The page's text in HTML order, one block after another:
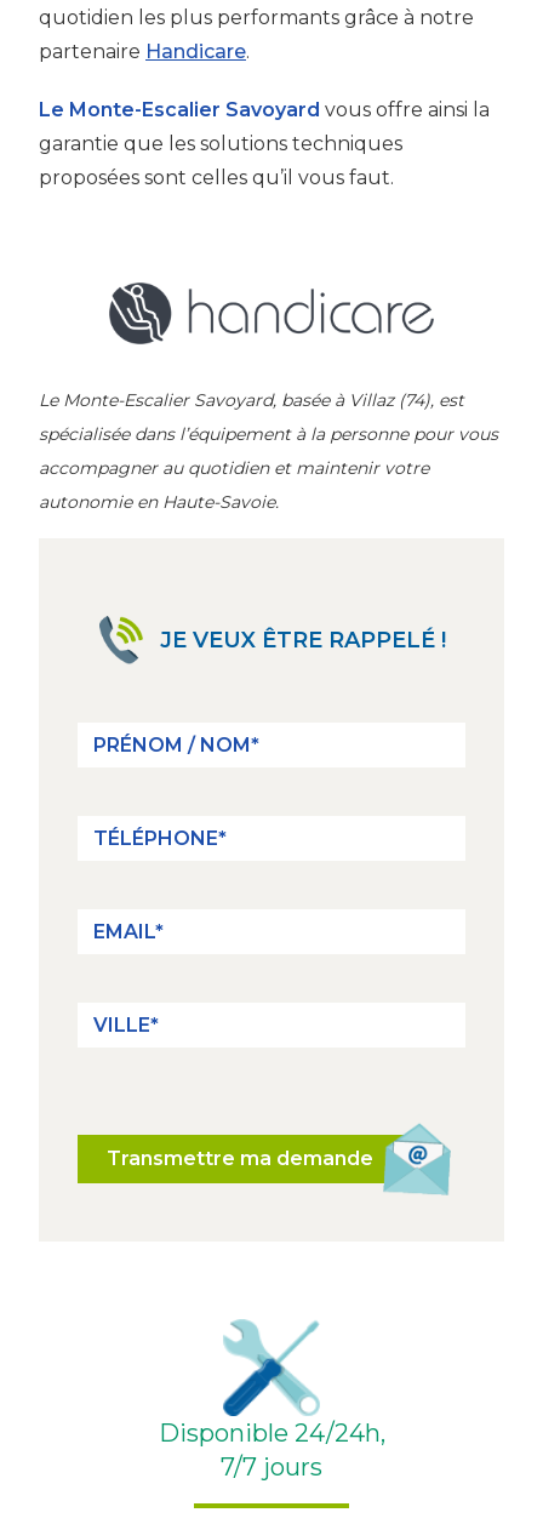
quotidien les plus performants grâce à notre
partenaire Handicare.
Le Monte-Escalier Savoyard vous offre ainsi la
garantie que les solutions techniques
proposées sont celles qu’il vous faut.
Le Monte-Escalier Savoyard, basée à Villaz (74), est
spécialisée dans l’équipement à la personne pour vous
accompagner au quotidien et maintenir votre
autonomie en Haute-Savoie.
JE VEUX ÊTRE RAPPELÉ !
Transmettre ma demande
Disponible 24/24h,
7/7 jours